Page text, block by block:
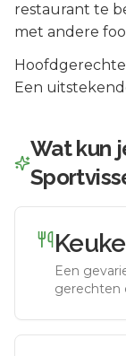
restaurant te
met andere
Een
Wat kun
Een
gerechten